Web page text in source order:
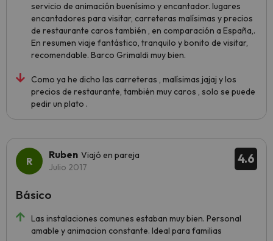
servicio de animación buenísimo y encantador. lugares
encantadores para visitar, carreteras malísimas y precios
de restaurante caros también , en comparación a España,.
En resumen viaje fantástico, tranquilo y bonito de visitar,
recomendable. Barco Grimaldi muy bien.
Como ya he dicho las carreteras , malísimas jajaj y los
precios de restaurante, también muy caros , solo se puede
pedir un plato .
4.6
Ruben Viajó en pareja
Julio 2017
Las instalaciones comunes estaban muy bien. Personal
amable y animacion constante. Ideal para familias
Básico